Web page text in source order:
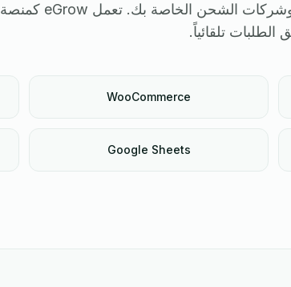
حافظ على متجرك وحساباتك الإعلانية وشركات الشحن الخاصة بك. تعمل eGrow كمنصة
الطلبات تلقائياً.
WooCommerce
Google Sheets